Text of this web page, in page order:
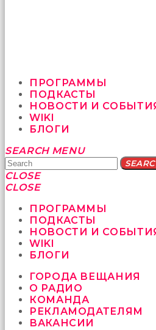
ПРОГРАММЫ
ПОДКАСТЫ
НОВОСТИ И
WIKI
БЛОГИ
Yatağa
bile
geçmeye
fırsat
sikici
kocalar
güzel
karıları
öttürüyor
sex
hikayeleri
SEARCH MENU
CLOSE
CLOSE
ПРОГРАММЫ
ПОДКАСТЫ
НОВОСТИ И
WIKI
БЛОГИ
ГОРОДА ВЕЩАНИЯ
О РАДИО
КОМАНДА
РЕКЛАМОДАТЕЛЯМ
ВАКАНСИИ